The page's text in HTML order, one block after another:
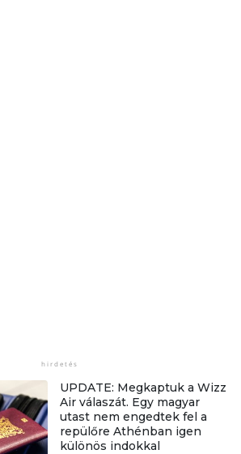
UPDATE: Megkaptuk a Wizz
Air válaszát. Egy magyar
utast nem engedtek fel a
repülőre Athénban igen
különös indokkal